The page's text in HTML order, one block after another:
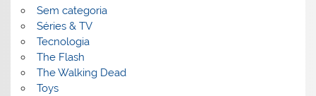
Sem categoria
Séries & TV
Tecnologia
The Flash
The Walking Dead
Toys